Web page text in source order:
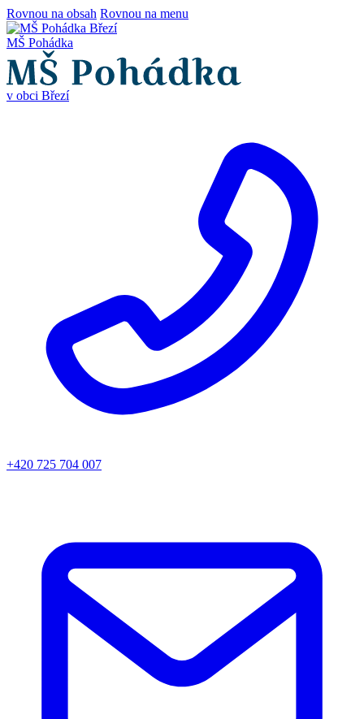
Rovnou na obsah Rovnou na menu
MŠ Pohádka
v obci Březí
+420 725 704 007